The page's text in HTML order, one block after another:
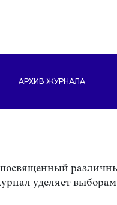
АРХИВ ЖУРНАЛА
уделяет